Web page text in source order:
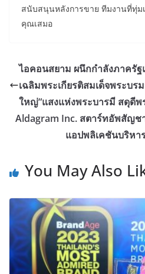
สนับสนุนหลังการขาย ทีมงานที่ทุ่ม
คุณเสมอ
ไอคอนสยาม ผนึกกำลังภาครัฐ
เฉลิมพระเกียรติสมเด็จพระบ
ใหญ่“แสงแห่งพระบารมี สดุดี
Aldagram Inc. สตาร์ทอัพสัญช
แอปพลิเคชันบริหา
You May Also